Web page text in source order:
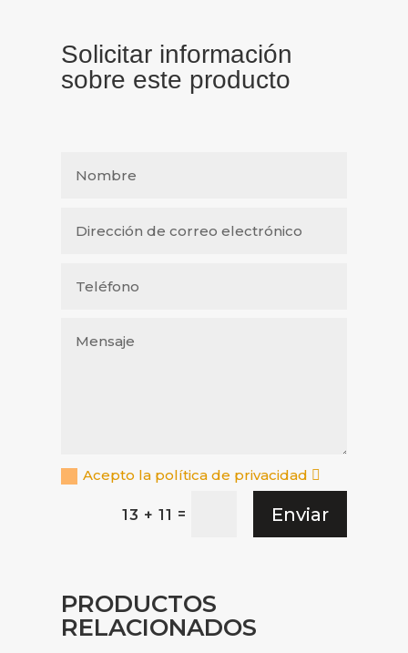
Solicitar información
sobre este producto
Acepto la política de privacidad
13 + 11 = Enviar
PRODUCTOS
RELACIONADOS